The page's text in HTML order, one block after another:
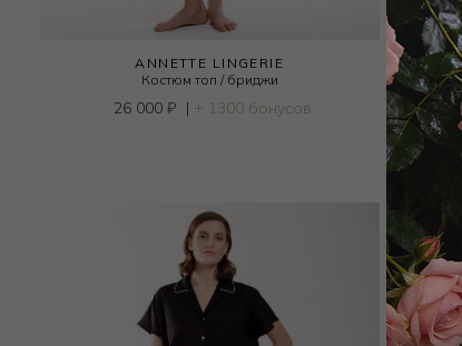
ANNETTE LINGERIE
Костюм топ / бриджи
26 000 ₽ | + 1300 бонусов